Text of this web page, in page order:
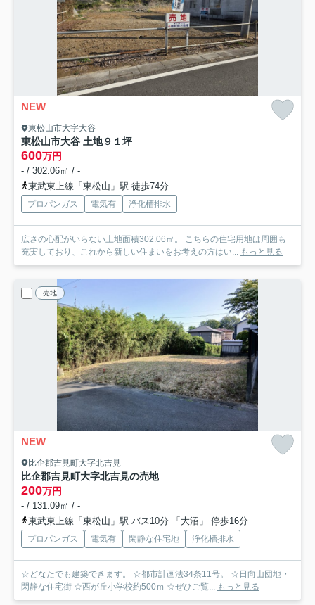
NEW
東松山市大字大谷
東松山市大谷 土地９１坪
600万円
- / 302.06㎡ / -
東武東上線「東松山」駅 徒歩74分
プロパンガス 電気有 浄化槽排水
広さの心配がいらない土地面積302.06㎡。 こちらの住宅用地は周囲も
充実しており、これから新しい住まいをお考えの方はい... もっと見る
売地
NEW
比企郡吉見町大字北吉見
比企郡吉見町大字北吉見の売地
200万円
- / 131.09㎡ / -
東武東上線「東松山」駅 バス10分 「大沼」 停歩16分
プロパンガス 電気有 閑静な住宅地 浄化槽排水
☆どなたでも建築できます。 ☆都市計画法34条11号。 ☆日向山団地・
閑静な住宅街 ☆西が丘小学校約500ｍ ☆ぜひご覧... もっと見る